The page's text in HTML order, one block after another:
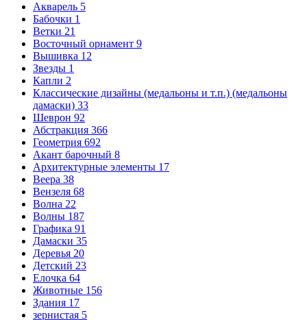
Акварель 5
Бабочки 1
Ветки 21
Восточный орнамент 9
Вышивка 12
Звезды 1
Капли 2
Классические дизайны (медальоны и т.п.) (медальоны
дамаски) 33
Шеврон 92
Абстракция 366
Геометрия 692
Акант барочный 8
Архитектурные элементы 17
Веера 38
Вензеля 68
Волна 22
Волны 187
Графика 91
Дамаски 35
Деревья 20
Детский 23
Елочка 64
Животные 156
Здания 17
зернистая 5